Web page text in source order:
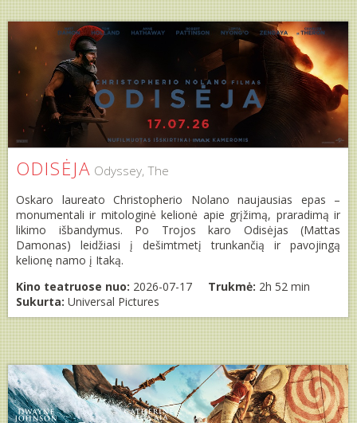
ODISĖJA Odyssey, The
Oskaro laureato Christopherio Nolano naujausias epas –
monumentali ir mitologinė kelionė apie grįžimą, praradimą ir
likimo išbandymus. Po Trojos karo Odisėjas (Mattas
Damonas) leidžiasi į dešimtmetį trunkančią ir pavojingą
kelionę namo į Itaką.
Kino teatruose nuo: 2026-07-17 Trukmė: 2h 52 min
Sukurta: Universal Pictures